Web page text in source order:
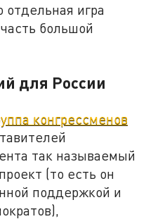
отдельная игра
большой
для России
конгрессменов
так называемый
(то есть он
поддержкой и